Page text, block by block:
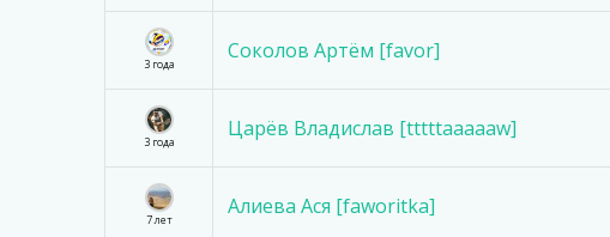
3 года
Соколов Артём [favor]
3 года
Царёв Владислав [tttttaaaaaw]
7 лет
Алиева Ася [faworitka]